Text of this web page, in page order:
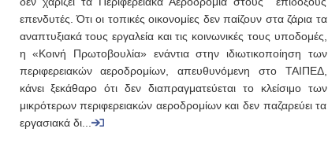
επενδυτές. Ότι οι τοπικές οικονομίες δεν παίζουν στα ζάρια τα
αναπτυξιακά τους εργαλεία και τις κοινωνικές τους υποδομές,
η «Κοινή Πρωτοβουλία» ενάντια στην ιδιωτικοποίηση των
περιφερειακών αεροδρομίων, απευθυνόμενη στο ΤΑΙΠΕΔ,
κάνει ξεκάθαρο ότι δεν διαπραγματεύεται το κλείσιμο των
μικρότερων περιφερειακών αεροδρομίων και δεν παζαρεύει τα
εργασιακά δι...